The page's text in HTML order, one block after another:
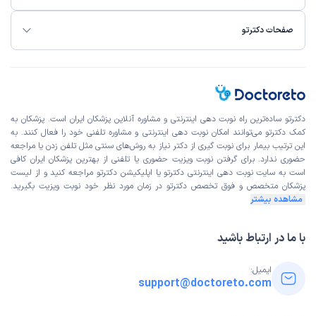
علت مراجعه:
زمان انتظار:بیش از 90 دقیقه
خیلی خوب بود
علت مراجعه: درمان بیماری‌های رفلاکس معده (GERD)
زمان انتظار:بیش از 90 دقیقه
صفحات دکترتو
دکترتو ساده‌ترین راه نوبت‌ دهی اینترنتی و مشاوره آنلاین پزشکان ایران است. پزشکان به
کمک دکترتو می‌توانند امکان نوبت دهی اینترنتی و مشاوره تلفنی خود را فعال کنند. به
این ترتیب بیمار برای نوبت گیری از دکتر نیاز به روش‌های سنتی مثل تلفن زدن یا مراجعه
حضوری ندارد. برای گرفتن نوبت ویزیت حضوری یا تلفنی از بهترین پزشکان ایران کافی
است به سایت نوبت دهی اینترنتی دکترتو یا اپلیکیشن دکترتو مراجعه کنید و از لیست
پزشکان متخصص و فوق تخصص دکترتو در زمان مورد نظر خود نوبت ویزیت بگیرید.
مشاهده بیشتر
با ما در ارتباط باشید
ایمیل:
support@doctoreto.com